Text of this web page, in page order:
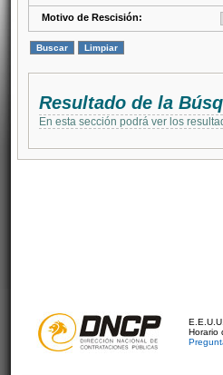
Motivo de Rescisión:
Resultado de la
En esta sección podrá ver los
Horario